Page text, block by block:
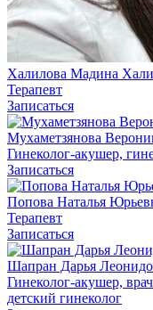
Халилова Мадина
Терапевт
Записаться
Мухаметзянова
Гинеколог-акушер,
Записаться
Попова Наталья
Терапевт
Записаться
Шапран Дарья
Гинеколог-акушер,
детский гинеколог